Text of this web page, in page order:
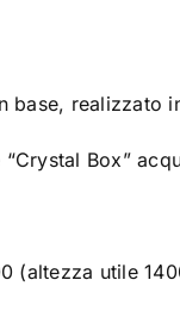
base, realizzato
Box”
(altezza utile